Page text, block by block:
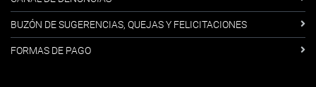
BUZÓN DE SUGERENCIAS, QUEJAS Y FELICITACIONES
FORMAS DE PAGO